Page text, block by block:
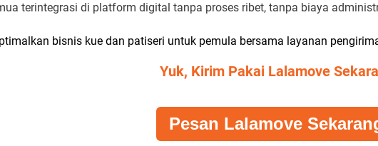
terintegrasi di platform digital tanpa proses ribet, tanpa biaya
bisnis kue dan patiseri untuk pemula bersama layanan
Yuk, Kirim Pakai Lalamove
Pesan Lalamove